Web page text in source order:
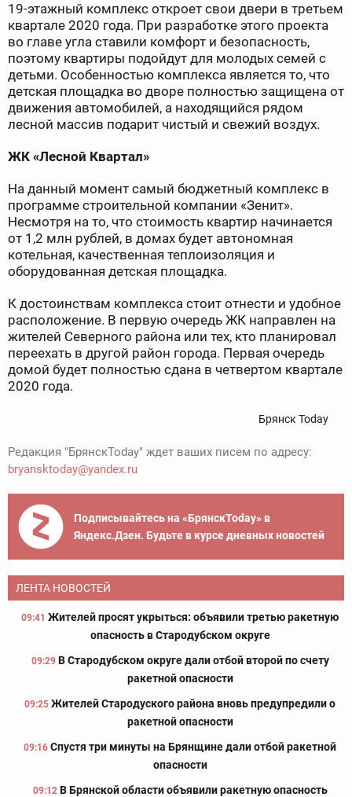
19-этажный комплекс откроет свои двери в третьем
квартале 2020 года. При разработке этого проекта
во главе угла ставили комфорт и безопасность,
поэтому квартиры подойдут для молодых семей с
детьми. Особенностью комплекса является то, что
детская площадка во дворе полностью защищена от
движения автомобилей, а находящийся рядом
лесной массив подарит чистый и свежий воздух.
ЖК «Лесной Квартал»
На данный момент самый бюджетный комплекс в
программе строительной компании «Зенит».
Несмотря на то, что стоимость квартир начинается
от 1,2 млн рублей, в домах будет автономная
котельная, качественная теплоизоляция и
оборудованная детская площадка.
К достоинствам комплекса стоит отнести и удобное
расположение. В первую очередь ЖК направлен на
жителей Северного района или тех, кто планировал
переехать в другой район города. Первая очередь
домой будет полностью сдана в четвертом квартале
2020 года.
Брянск Today
Редакция "БрянскToday" ждет ваших писем по адресу:
bryansktoday@yandex.ru
Подписывайтесь на «БрянскToday» в
Яндекс.Дзен. Будьте в курсе дневных новостей
ЛЕНТА НОВОСТЕЙ
09:41 Жителей просят укрыться: объявили третью ракетную
опасность в Стародубском округе
09:29 В Стародубском округе дали отбой второй по счету
ракетной опасности
09:25 Жителей Стародуского района вновь предупредили о
ракетной опасности
09:16 Спустя три минуты на Брянщине дали отбой ракетной
опасности
09:12 В Брянской области объявили ракетную опасность